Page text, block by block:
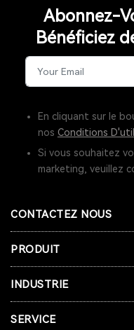
RADIO BLUETOOTH
RADIO LW
SYSTÈME D'APPEL POUR
SYSTÈME D'INTERPHONE
SYSTÈME D'APPEL À L'ÉCRAN
CASQUE DE
SYSTÈME AUDIOGUIDE
Abonnez-
Bénéficiez
En cliquant sur le
nos Conditions
Si vous souhaitez
marketing, veuillez
CONTACTEZ NOUS
PRODUIT
INDUSTRIE
SERVICE